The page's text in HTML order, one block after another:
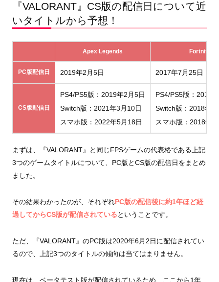
『VALORANT』CS版の配信日について近
いタイトルから予想！
Apex Legends Fortnite
PC版配信日 2019年2月5日 2017年7月25日
CS版配信日
PS4/PS5版：2019年2月5日
Switch版：2021年3月10日
スマホ版：2022年5月18日
PS4/PS5版：2017
Switch版：2018年6
スマホ版：2018年3
まずは、『VALORANT』と同じFPSゲームの代表格である上記
3つのゲームタイトルについて、PC版とCS版の配信日をまとめ
ました。
その結果わかったのが、それぞれPC版の配信後に約1年ほど経
過してからCS版が配信されているということです。
ただ、『VALORANT』のPC版は2020年6月2日に配信されてい
るので、上記3つのタイトルの傾向は当てはまりません。
現在は、ベータテスト版が配信されているため、ここから1年